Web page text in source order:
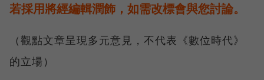
若採用將經編輯潤飾，如需改標會與您討論。
（觀點文章呈現多元意見，不代表《數位時代》
的立場）